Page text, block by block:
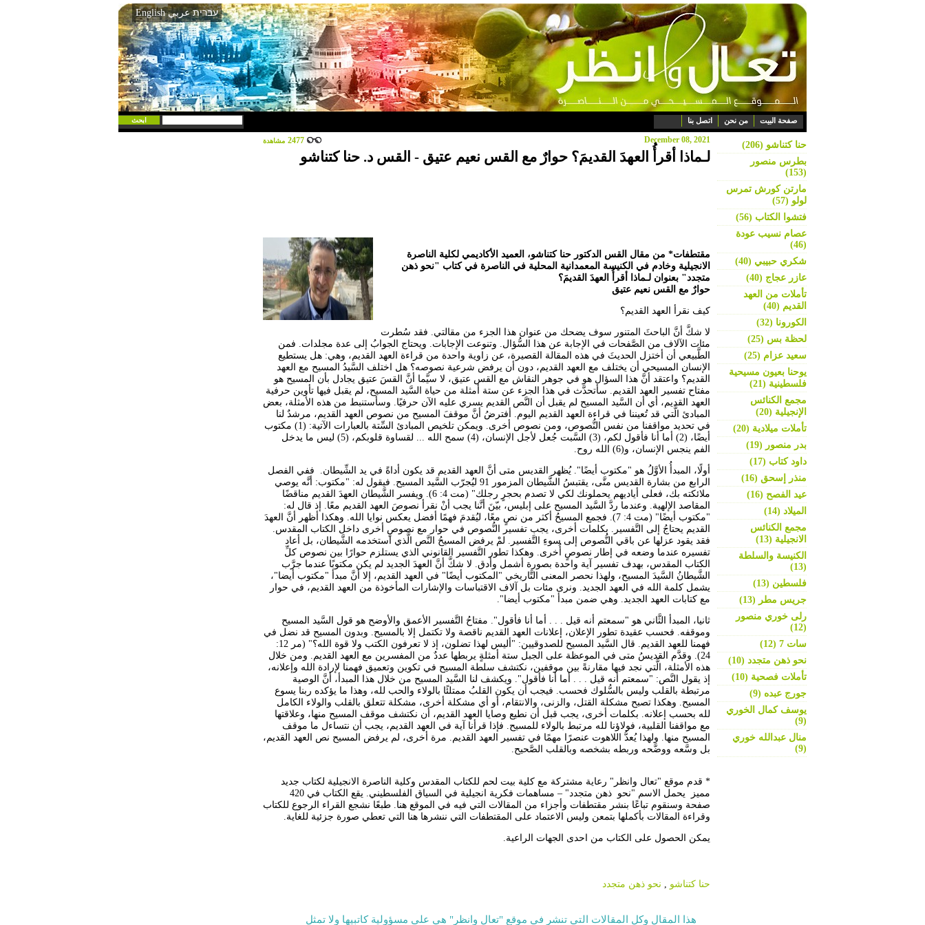
English عربي עברית
صفحة البيت من نحن اتصل بنا
حنا كتناشو (206)
بطرس منصور
(153)
مارتن كورش تمرس
لولو (57)
فتشوا الكتاب (56)
عصام نسيب عودة
(46)
شكري حبيبي (40)
عازر عجاج (40)
تأملات من العهد
القديم (40)
الكورونا (32)
لحظة بس (25)
سعيد عزام (25)
يوحنا بعيون مسيحية
فلسطينية (21)
مجمع الكنائس
الإنجيلية (20)
تأملات ميلادية (20)
بدر منصور (19)
داود كتاب (17)
منذر إسحق (16)
عيد الفصح (16)
الميلاد (14)
مجمع الكنائس
الانجيلية (13)
الكنيسة والسلطة
(13)
فلسطين (13)
جريس مطر (13)
رلى خوري منصور
(12)
سات 7 (12)
نحو ذهن متجدد (10)
تأملات فصحية (10)
جورج عبده (9)
يوسف كمال الخوري
(9)
منال عبدالله خوري
(9)
December 08, 2021
2477 مشاهدة
لـماذا أقرأُ العهدَ القديمَ؟ حوارٌ مع القس نعيم عتيق - القس د. حنا كتناشو
مقتطفات* من مقال القس الدكتور حنا كتناشو، العميد الأكاديمي لكلية الناصرة
الانجيلية وخادم في الكنيسة المعمدانية المحلية في الناصرة في كتاب "نحو ذهن
متجدد" بعنوان لـماذا أقرأُ العهدَ القديمَ؟
حوارٌ مع القس نعيم عتيق
كيف نقرأ العهد القديم؟
لا شكَّ أنَّ الباحثَ المتنور سوف يضحك من عنوان هذا الجزء من مقالتي. فقد سُطرت
مئات الآلاف من الصَّفحات في الإجابة عن هذا السُّؤال. وتنوعت الإجابات. ويحتاج الجوابُ إلى عدة مجلدات. فمن
الطَّبيعي أن أختزل الحديثَ في هذه المقالة القصيرة، عن زاوية واحدة من قراءة العهد القديم، وهي: هل يستطيع
الإنسان المسيحي أن يختلف مع العهد القديم، دون أن يرفض شرعية نصوصه؟ هل اختلف السَّيدُ المسيح مع العهد
القديم؟ واعتقد أنَّ هذا السؤال هو في جوهر النقاش مع القس عتيق، لا سيَّما أنَّ القسَ عتيق يجادل بأن المسيح هو
مفتاح تفسير العهد القديم. سأتحدَّث في هذا الجزء عن ستة أمثلة من حياة السَّيد المسيح، لم يقبل فيها تأوين حرفية
العهد القديم، أي أن السَّيد المسيح لم يقبل أن النَّص القديم يسري عليه الآن حرفيًا. وسأستنبط من هذه الأمثلة، بعض
المبادئ الَّتي قد تُعيننا في قراءة العهد القديم اليوم. أفترضُ أنَّ موقفَ المسيح من نصوص العهد القديم، مرشدٌ لنا
في تحديد مواقفنا من نفس النُّصوص، ومن نصوص أخرى. ويمكن تلخيص المبادئ السِّتة بالعبارات الآتية: (1) مكتوب
أيضًا، (2) أما أنا فأقول لكم، (3) السَّبت جُعل لأجل الإنسان، (4) سمح الله ... لقساوة قلوبكم، (5) ليس ما يدخل
الفم ينجس الإنسان، و(6) الله روح.
أولًا، المبدأُ الأوَّلُ هو "مكتوب أيضًا". يُظهر القديس متى أنَّ العهد القديم قد يكون أداةً في يد الشِّيطان. ففي الفصل
الرابع من بشارة القديس متَّى، يقتبسُ الشَّيطان المزمور 91 ليُجرّب السَّيد المسيح. فيقول له: "مكتوب: أنَّه يوصي
ملائكته بك، فعلى أياديهم يحملونك لكي لا تصدم بحجرٍ رجلك" (مت 4: 6). ويفسر الشَّيطان العهدَ القديم مناقضًا
المقاصد الإلهية. وعندما ردَّ السَّيد المسيح على إبليس، بيّنَ أنَّنا يجب أنْ نقرأ نصوصَ العهد القديم معًا. إذ قال له:
"مكتوب أيضًا" (مت 4: 7). فجمع المسيحُ أكثر من نصٍ معًا، ليُقدمَ فهمًا أفضل يعكس نوايا الله. وهكذا أظهر أنَّ العهدَ
القديم يحتاجُ إلى التَّفسير. بكلمات أخرى، يجب تفسير النُّصوص في حوار مع نصوصٍ أخرى داخل الكتاب المقدس.
فقد يقود عزلها عن باقي النُّصوص إلى سوءِ التَّفسير. لمْ يرفض المسيحُ النَّص الَّذي استخدمه الشَّيطان، بل أعاد
تفسيره عندما وضعه في إطار نصوصٍ أُخرى. وهكذا تطور التَّفسير القانوني الذي يستلزم حوارًا بين نصوص كلِّ
الكتاب المقدس، بهدف تفسير آية واحدة بصورة أشمل وأدق. لا شكَّ أنَّ العهدَ الجديد لم يكن مكتوبًا عندما جرَّب
الشَّيطانُ السَّيدَ المسيح، ولهذا نحصر المعنى التَّاريخي "المكتوب أيضًا" في العهد القديم، إلا أنَّ مبدأ "مكتوب أيضا"،
يشمل كلمة الله في العهد الجديد. ونرى مئات بل آلاف الاقتباسات والإشارات المأخوذة من العهد القديم، في حوار
مع كتابات العهد الجديد. وهي ضمن مبدأ "مكتوب أيضا".
ثانيا، المبدأ الثَّاني هو "سمعتم أنه قيل . . . أما أنا فأقول". مفتاحُ التَّفسير الأعمق والأوضح هو قول السَّيد المسيح
وموقفه. فحسب عقيدة تطور الإعلان، إعلانات العهد القديم ناقصة ولا تكتمل إلا بالمسيح. وبدون المسيح قد نضل في
فهمنا للعهد القديم. قال السَّيد المسيح للصدوقيين: "أليس لهذا تضلون، إذ لا تعرفون الكتب ولا قوة الله؟" (مر 12:
24). وقدَّم القديسُ متى في الموعظة على الجبل ستة أمثلةٍ يربطها عددٌ من المفسرين مع العهد القديم. ومن خلال
هذه الأمثلة، الَّتي نجد فيها مقارنةً بين موقفين، نكتشف سلطة المسيح في تكوين وتعميق فهمنا لإرادة الله وإعلانه،
إذ يقول النَّص: "سمعتم أنه قيل . . . أما أنا فأقول". ويكشف لنا السَّيد المسيح من خلال هذا المبدأ، أنَّ الوصية
مرتبطة بالقلب وليس بالسُّلوك فحسب. فيجب أن يكون القلبُ ممتلئًا بالولاء والحب لله، وهذا ما يؤكده ربنا يسوع
المسيح. وهكذا تصبح مشكلة القتل، والزنى، والانتقام، أو أي مشكلة أخرى، مشكلة تتعلق بالقلب والولاء الكامل
لله بحسب إعلانه. بكلمات أخرى، يجب قبل أن نطيع وصايا العهد القديم، أن نكتشف موقف المسيح منها، وعلاقتها
مع مواقفنا القلبية، فولاؤنا لله مرتبط بالولاء للمسيح. فإذا قرأنا آية في العهد القديم، يجب أن نتساءل ما موقف
المسيح منها. ولهذا يُعدُّ اللاهوت عنصرًا مهمًا في تفسير العهد القديم. مرة أخرى، لم يرفض المسيح نص العهد القديم،
بل وسَّعه ووضَّحه وربطه بشخصه وبالقلب الصَّحيح.
* قدم موقع "تعال وانظر" رعاية مشتركة مع كلية بيت لحم للكتاب المقدس وكلية الناصرة الانجيلية لكتاب جديد
مميز يحمل الاسم "نحو ذهن متجدد" – مساهمات فكرية انجيلية في السياق الفلسطيني. يقع الكتاب في 420
صفحة وسنقوم تباعًا بنشر مقتطفات وأجزاء من المقالات التي فيه في الموقع هنا. طبعًا نشجع القراء الرجوع للكتاب
وقراءة المقالات بأكملها بتمعن وليس الاعتماد على المقتطفات التي ننشرها هنا التي تعطي صورة جزئية للغاية.
يمكن الحصول على الكتاب من احدى الجهات الراعية.
حنا كتناشو , نحو ذهن متجدد
هذا المقال وكل المقالات التي تنشر في موقع "تعال وانظر" هي على مسؤولية كاتبيها ولا تمثل